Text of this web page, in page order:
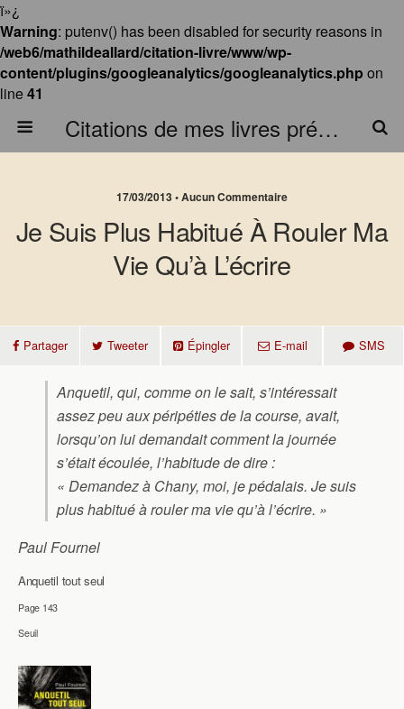
ï»¿
Warning: putenv() has been disabled for security reasons in
/web6/mathildeallard/citation-livre/www/wp-
content/plugins/googleanalytics/googleanalytics.php on
line41
Citations de mes livres préférés
17/03/2013 • Aucun Commentaire
Je Suis Plus Habitué À Rouler Ma
Vie Qu’à L’écrire
Partager Tweeter Épingler E-mail SMS
Anquetil, qui, comme on le sait, s’intéressait
assez peu aux péripéties de la course, avait,
lorsqu’on lui demandait comment la journée
s’était écoulée, l’habitude de dire :
« Demandez à Chany, moi, je pédalais. Je suis
plus habitué à rouler ma vie qu’à l’écrire. »
Paul Fournel
Anquetil tout seul
Page 143
Seuil